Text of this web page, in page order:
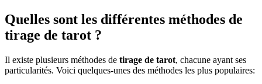
Quelles sont les différentes méthodes de
tirage de tarot ?
Il existe plusieurs méthodes de tirage de tarot, chacune ayant ses
particularités. Voici quelques-unes des méthodes les plus populaires: